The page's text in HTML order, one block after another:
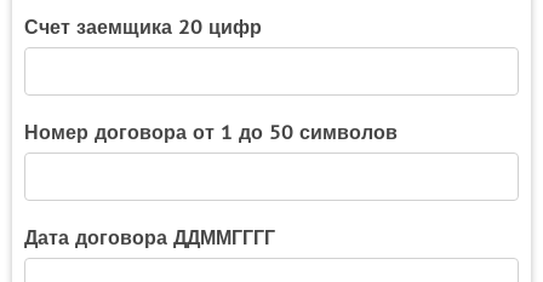
Счет заемщика 20 цифр
Номер договора от 1 до 50 символов
Дата договора ДДММГГГГ